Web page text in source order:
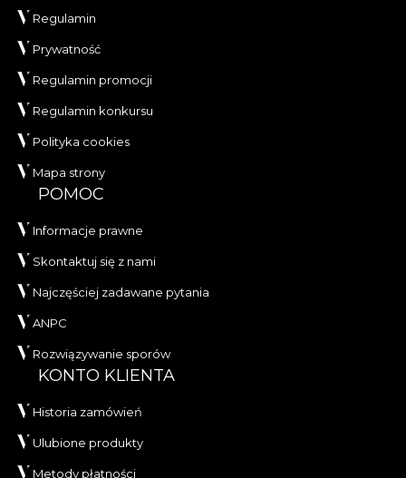
Regulamin
Prywatność
Regulamin promocji
Regulamin konkursu
Polityka cookies
Mapa strony
POMOC
Informacje prawne
Skontaktuj się z nami
Najczęściej zadawane pytania
ANPC
Rozwiązywanie sporów
KONTO KLIENTA
Historia zamówień
Ulubione produkty
Metody płatności